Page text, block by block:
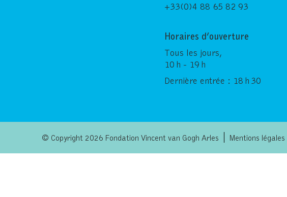
+33(0)4 88 65 82 93
Horaires d’ouverture
Tous les jours,
10 h - 19 h
Dernière entrée : 18 h 30
© Copyright 2026 Fondation Vincent van Gogh Arles Mentions légales